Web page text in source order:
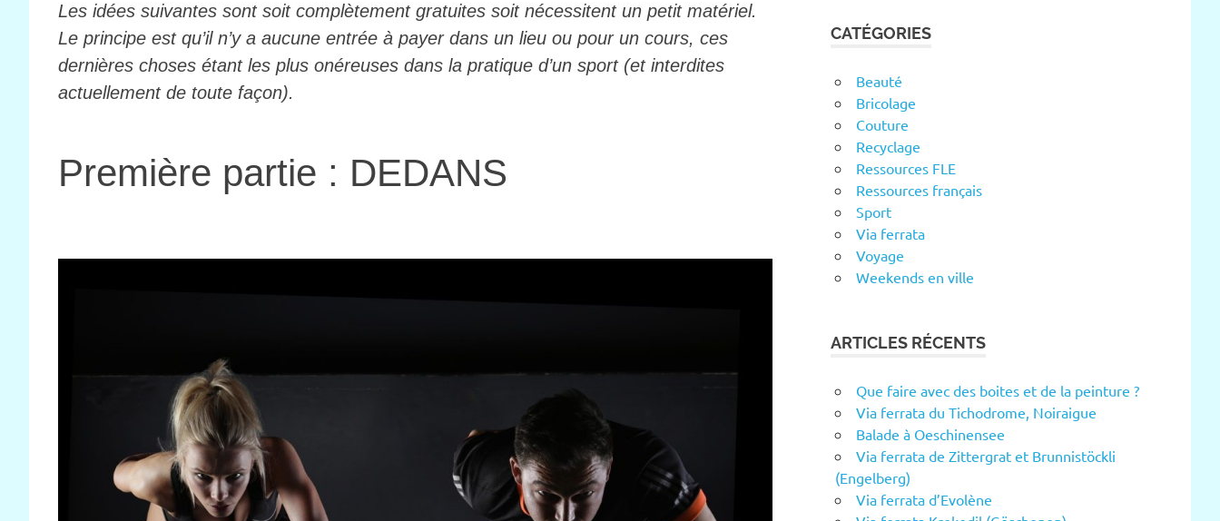
Les idées suivantes sont soit complètement gratuites soit nécessitent un petit matériel.
Le principe est qu’il n’y a aucune entrée à payer dans un lieu ou pour un cours, ces
dernières choses étant les plus onéreuses dans la pratique d’un sport (et interdites
actuellement de toute façon).
Première partie : DEDANS
CATÉGORIES
Beauté
Bricolage
Couture
Recyclage
Ressources FLE
Ressources français
Sport
Via ferrata
Voyage
Weekends en ville
ARTICLES RÉCENTS
Que faire avec des boites et de la peinture ?
Via ferrata du Tichodrome, Noiraigue
Balade à Oeschinensee
Via ferrata de Zittergrat et Brunnistöckli
(Engelberg)
Via ferrata d’Evolène